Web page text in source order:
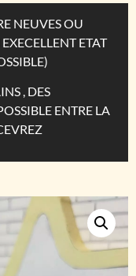
NEUVES OU
ETAT
, DES
ENTRE LA